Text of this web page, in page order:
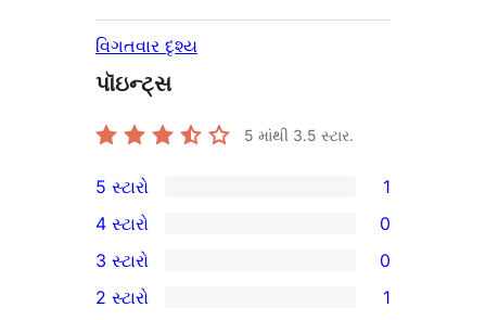
વિગતવાર દૃશ્ય
પૉઇન્ટ્સ
5 માંથી 3.5 સ્ટાર.
1
5-
સ્ટાર
સમીક્ષા
5 સ્ટારો 1
4-
સ્ટાર
4 સ્ટારો 0
0
3-
3 સ્ટારો 0
2 સ્ટારો 1